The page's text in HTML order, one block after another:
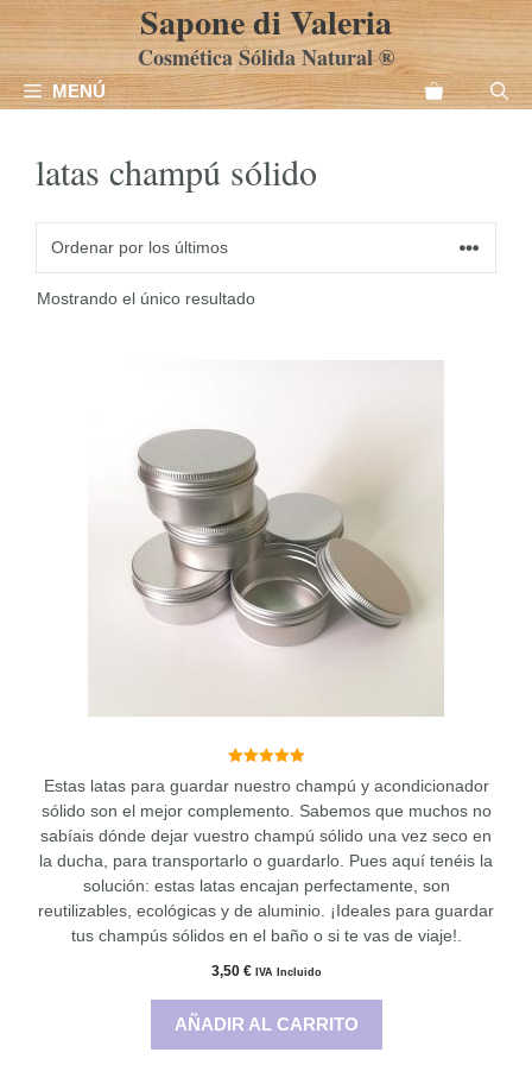
al
Sapone di Valeria
Cosmética Sólida Natural ®
MENÚ
latas champú sólido
Mostrando el único resultado
de 5
Estas latas para guardar nuestro champú y acondicionador
sólido son el mejor complemento. Sabemos que muchos no
sabíais dónde dejar vuestro champú sólido una vez seco en
la ducha, para transportarlo o guardarlo. Pues aquí tenéis la
solución: estas latas encajan perfectamente, son
reutilizables, ecológicas y de aluminio. ¡Ideales para guardar
tus champús sólidos en el baño o si te vas de viaje!.
3,50 € IVA Incluido
AÑADIR AL CARRITO